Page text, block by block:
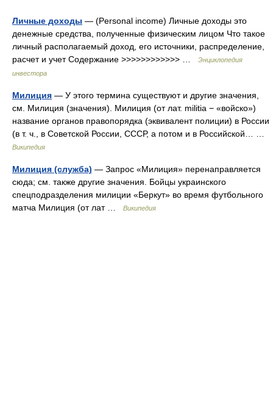
Личные доходы — (Personal income) Личные доходы это
денежные средства, полученные физическим лицом Что такое
личный располагаемый доход, его источники, распределение,
расчет и учет Содержание >>>>>>>>>>>> …
Энциклопедия
инвестора
Милиция — У этого термина существуют и другие значения,
см. Милиция (значения). Милиция (от лат. militia − «войско»)
название органов правопорядка (эквивалент полиции) в России
(в т. ч., в Советской России, СССР, а потом и в Российской… …
Википедия
Милиция (служба) — Запрос «Милиция» перенаправляется
сюда; см. также другие значения. Бойцы украинского
спецподразделения милиции «Беркут» во время футбольного
матча Милиция (от лат …
Википедия